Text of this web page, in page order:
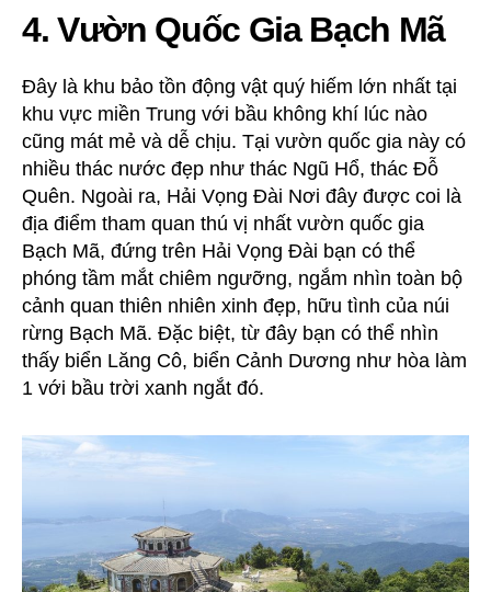
4. Vườn Quốc Gia Bạch Mã
Đây là khu bảo tồn động vật quý hiếm lớn nhất tại
khu vực miền Trung với bầu không khí lúc nào
cũng mát mẻ và dễ chịu. Tại vườn quốc gia này có
nhiều thác nước đẹp như thác Ngũ Hổ, thác Đỗ
Quên. Ngoài ra, Hải Vọng Đài Nơi đây được coi là
địa điểm tham quan thú vị nhất vườn quốc gia
Bạch Mã, đứng trên Hải Vọng Đài bạn có thể
phóng tầm mắt chiêm ngưỡng, ngắm nhìn toàn bộ
cảnh quan thiên nhiên xinh đẹp, hữu tình của núi
rừng Bạch Mã. Đặc biệt, từ đây bạn có thể nhìn
thấy biển Lăng Cô, biển Cảnh Dương như hòa làm
1 với bầu trời xanh ngắt đó.